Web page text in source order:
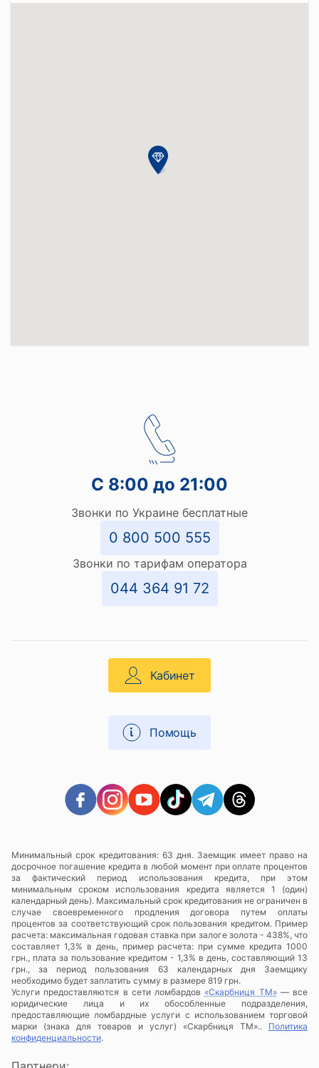
С 8:00 до 21:00
Звонки по Украине бесплатные
0 800 500 555
Звонки по тарифам оператора
044 364 91 72
Кабинет
Помощь
Минимальный срок кредитования: 63 дня. Заемщик имеет право на
досрочное погашение кредита в любой момент при оплате процентов
за фактический период использования кредита, при этом
минимальным сроком использования кредита является 1 (один)
календарный день). Максимальный срок кредитования не ограничен в
случае своевременного продления договора путем оплаты
процентов за соответствующий срок пользования кредитом. Пример
расчета: максимальная годовая ставка при залоге золота - 438%, что
составляет 1,3% в день, пример расчета: при сумме кредита 1000
грн., плата за пользование кредитом - 1,3% в день, составляющий 13
грн., за период пользования 63 календарных дня Заемщику
необходимо будет заплатить сумму в размере 819 грн.
Услуги предоставляются в сети ломбардов «Скарбниця ТМ»— все
юридические лица и их обособленные подразделения,
предоставляющие ломбардные услуги с использованием торговой
марки (знака для товаров и услуг) «Скарбниця ТМ».. Политика
конфиденциальности.